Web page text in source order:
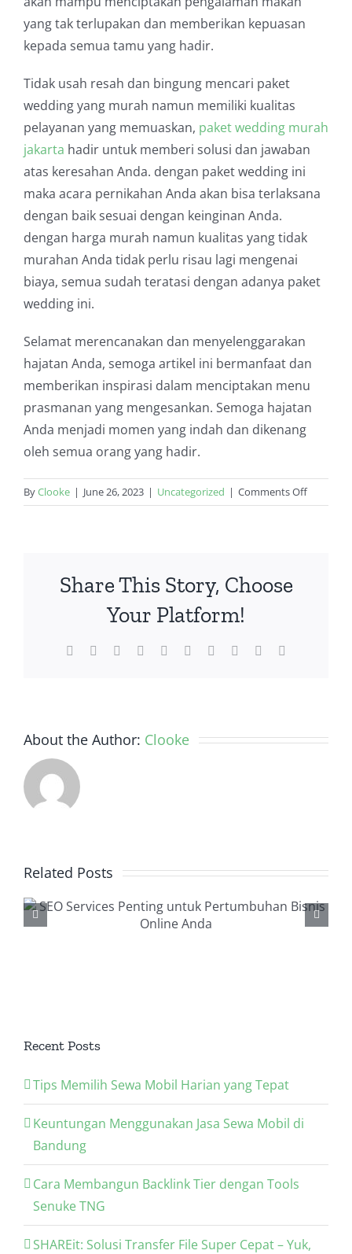
yang tak terlupakan dan memberikan kepuasan
kepada semua tamu yang hadir.
Tidak usah resah dan bingung mencari paket
wedding yang murah namun memiliki kualitas
pelayanan yang memuaskan, paket wedding murah
jakarta hadir untuk memberi solusi dan jawaban
atas keresahan Anda. dengan paket wedding ini
maka acara pernikahan Anda akan bisa terlaksana
dengan baik sesuai dengan keinginan Anda.
dengan harga murah namun kualitas yang tidak
murahan Anda tidak perlu risau lagi mengenai
biaya, semua sudah teratasi dengan adanya paket
wedding ini.
Selamat merencanakan dan menyelenggarakan
hajatan Anda, semoga artikel ini bermanfaat dan
memberikan inspirasi dalam menciptakan menu
prasmanan yang mengesankan. Semoga hajatan
Anda menjadi momen yang indah dan dikenang
oleh semua orang yang hadir.
ByClooke | June 26, 2023 | Uncategorized | Comments Offon
Menu
Share This Story, Choose
Your Platform!
Facebook
TwitterReddit LinkedInWhatsApp
TumblrPinterest Xing
About the Author: Clooke
Related Posts
Backlink Checker, Alat
Penting dalam Strategi
Recent Posts
Tips Memilih Sewa Mobil Harian yang Tepat
Keuntungan Menggunakan Jasa Sewa Mobil di
Bandung
Cara Membangun Backlink Tier dengan Tools
Senuke TNG
SHAREit: Solusi Transfer File Super Cepat – Yuk,